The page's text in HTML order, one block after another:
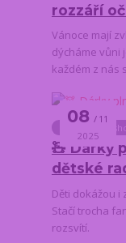
rozzáří
Vánoce mají
dýcháme vůni
každém z nás
08 11
2025
Novinky z e-
🧸 Dárky
dětské
Děti dokážou i
Stačí trocha
rozsvítí.